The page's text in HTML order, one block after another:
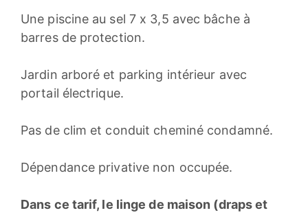
Une piscine au sel 7 x 3,5 avec bâche à
barres de protection.
Jardin arboré et parking intérieur avec
portail électrique.
Pas de clim et conduit cheminé condamné.
Dépendance privative non occupée.
Dans ce tarif, le linge de maison (draps et